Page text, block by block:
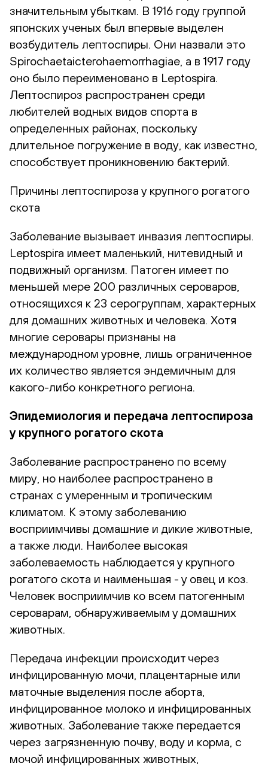
значительным убыткам. В 1916 году группой
японских ученых был впервые выделен
возбудитель лептоспиры. Они назвали это
Spirochaetaicterohaemorrhagiae, а в 1917 году
оно было переименовано в Leptospira.
Лептоспироз распространен среди
любителей водных видов спорта в
определенных районах, поскольку
длительное погружение в воду, как известно,
способствует проникновению бактерий.
Причины лептоспироза у крупного рогатого
скота
Заболевание вызывает инвазия лептоспиры.
Leptospira имеет маленький, нитевидный и
подвижный организм. Патоген имеет по
меньшей мере 200 различных сероваров,
относящихся к 23 серогруппам, характерных
для домашних животных и человека. Хотя
многие серовары признаны на
международном уровне, лишь ограниченное
их количество является эндемичным для
какого-либо конкретного региона.
Эпидемиология и передача лептоспироза
у крупного рогатого скота
Заболевание распространено по всему
миру, но наиболее распространено в
странах с умеренным и тропическим
климатом. К этому заболеванию
восприимчивы домашние и дикие животные,
а также люди. Наиболее высокая
заболеваемость наблюдается у крупного
рогатого скота и наименьшая - у овец и коз.
Человек восприимчив ко всем патогенным
сероварам, обнаруживаемым у домашних
животных.
Передача инфекции происходит через
инфицированную мочи, плацентарные или
маточные выделения после аборта,
инфицированное молоко и инфицированных
животных. Заболевание также передается
через загрязненную почву, воду и корма, с
мочой инфицированных животных,